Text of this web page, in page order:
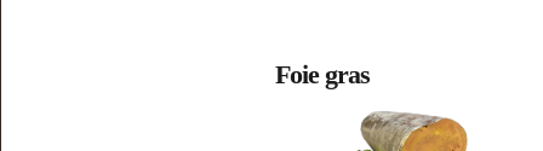
Foie gras